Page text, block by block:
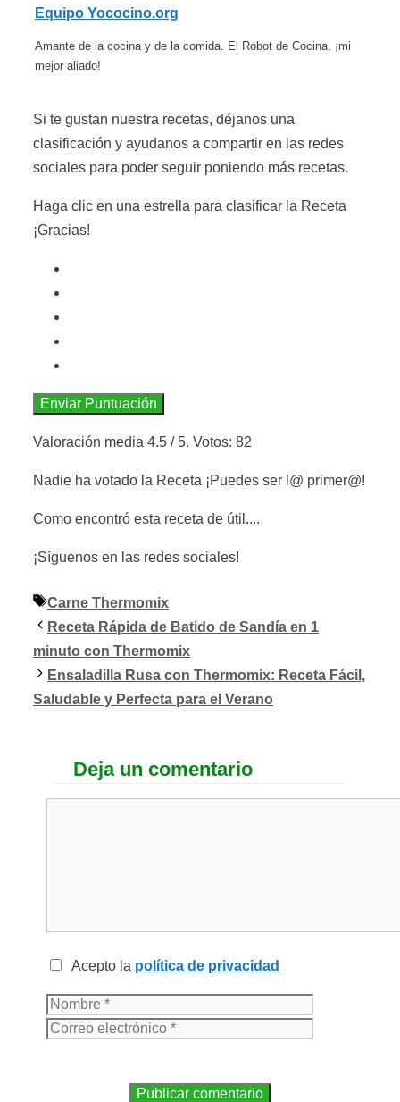
Equipo Yococino.org
Amante de la cocina y de la comida. El Robot de Cocina, ¡mi
mejor aliado!
Si te gustan nuestra recetas, déjanos una
clasificación y ayudanos a compartir en las redes
sociales para poder seguir poniendo más recetas.
Haga clic en una estrella para clasificar la Receta
¡Gracias!
Enviar Puntuación
Valoración media 4.5 / 5. Votos: 82
Nadie ha votado la Receta ¡Puedes ser l@ primer@!
Como encontró esta receta de útil....
¡Síguenos en las redes sociales!
Etiquetas
Carne Thermomix
Receta Rápida de Batido de Sandía en 1
minuto con Thermomix
Ensaladilla Rusa con Thermomix: Receta Fácil,
Saludable y Perfecta para el Verano
Deja un comentario
Acepto la política de privacidad